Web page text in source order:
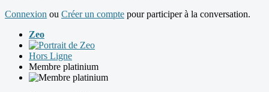
Connexion ou Créer un compte pour participer à la conversation.
Zeo
Hors Ligne
Membre platinium